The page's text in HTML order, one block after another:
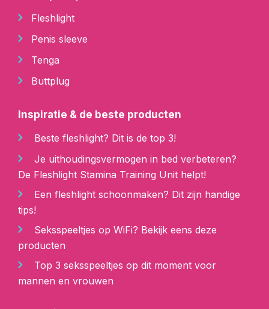
Fleshlight
Penis sleeve
Tenga
Buttplug
Inspiratie & de beste producten
Beste fleshlight? Dit is de top 3!
Je uithoudingsvermogen in bed verbeteren?
De Fleshlight Stamina Training Unit helpt!
Een fleshlight schoonmaken? Dit zijn handige
tips!
Seksspeeltjes op WiFi? Bekijk eens deze
producten
Top 3 seksspeeltjes op dit moment voor
mannen en vrouwen